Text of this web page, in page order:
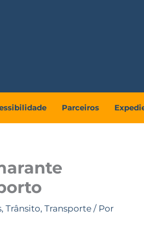
Parceiros
, Trânsito, Transporte / Por